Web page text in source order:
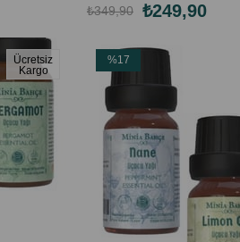
₺249,90
₺349,90
Ücretsiz
Kargo
%17
İndirim
%17İndirim